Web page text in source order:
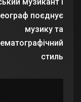
поєднує
музику та
стиль